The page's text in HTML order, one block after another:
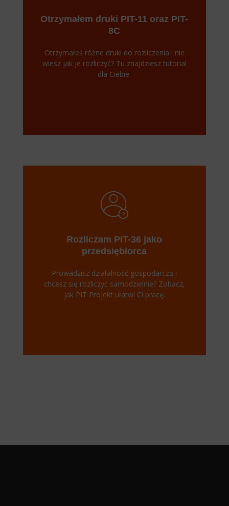
Otrzymałem druki PIT-11 oraz PIT-
8C
Otrzymałeś różne druki do rozliczenia i nie
wiesz jak je rozliczyć? Tu znajdziesz tutorial
dla Ciebie.
Rozliczam PIT-36 jako
przedsiębiorca
Prowadzisz działalność gospodarczą i
chcesz się rozliczyć samodzielnie? Zobacz,
jak PIT Projekt ułatwi Ci pracę.